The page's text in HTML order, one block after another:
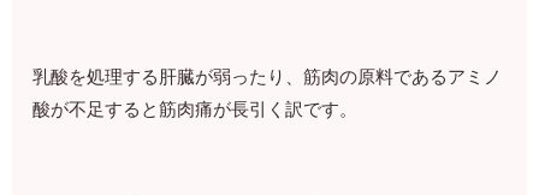
乳酸を処理する肝臓が弱ったり、筋肉の原料であるアミノ
酸が不足すると筋肉痛が長引く訳です。